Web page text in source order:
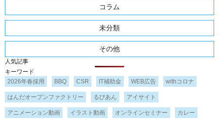
コラム
未分類
その他
人気記事
キーワード
2026年春採用
BBQ CSR IT補助金 WEB広告 withコロナ
はんだオープンファクトリー るびあん アイサイト
アニメーション動画 イラスト動画 オンラインセミナー カレー